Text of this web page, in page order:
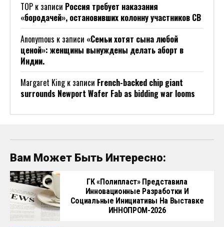
ТОР к записи Россия требует наказания
«бородачей», остановивших колонну участников СВ
Anonymous к записи «Семьи хотят сына любой
ценой»: женщины вынуждены делать аборт в
Индии.
Margaret Kingк записи French-backed chip giant
surrounds Newport Wafer Fab as bidding war looms
Вам Может Быть Интересно:
ГК «Полипласт» Представила
Инновационные Разработки И
Социальные Инициативы На Выставке
ИННОПРОМ-2026